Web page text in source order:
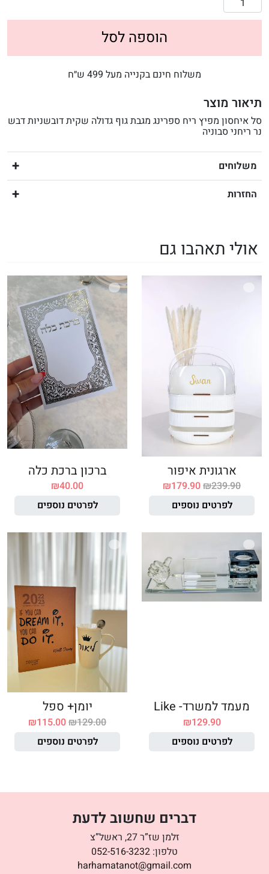
הוספה לסל
משלוח חינם בקנייה מעל 499 ש״ח
תיאור מוצר
סל איחסון מפיץ ריח ספרינג מגבת גוף גדולה שקית דובשניות דבש
נר ריחני סבוניה
משלוחים
החזרות
אולי תאהבו גם
ארגונית איפור
₪239.90
₪179.90
לפרטים נוספים
ברכון ברכת כלה
₪40.00
לפרטים נוספים
מעמד למשרד- Like
₪129.90
לפרטים נוספים
יומן+ ספל
₪129.00
₪115.00
לפרטים נוספים
דברים שחשוב לדעת
זלמן שז”ר 27, ראשל”צ
טלפון: 052-516-3232
harhamatanot@gmail.com